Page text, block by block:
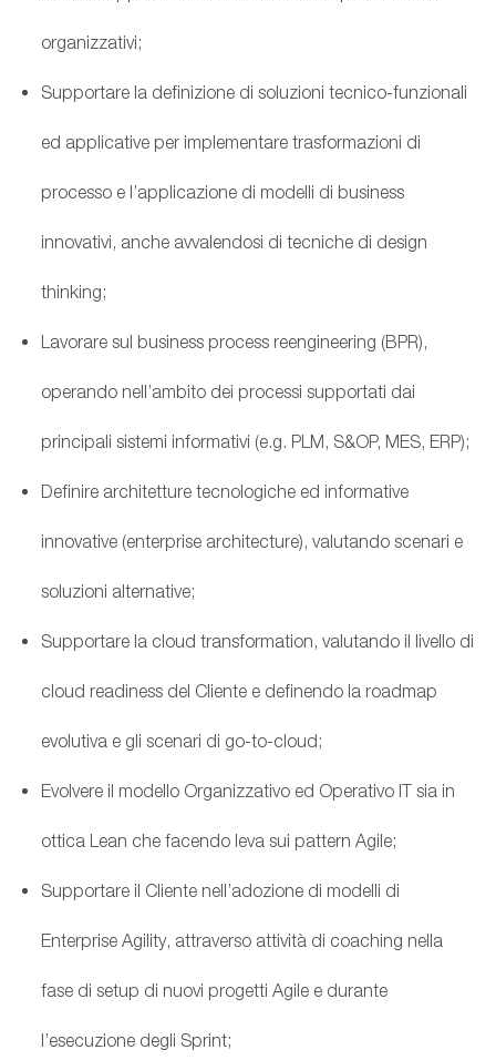
organizzativi;
Supportare la definizione di soluzioni tecnico-funzionali
ed applicative per implementare trasformazioni di
processo e l’applicazione di modelli di business
innovativi, anche avvalendosi di tecniche di design
thinking;
Lavorare sul business process reengineering (BPR),
operando nell’ambito dei processi supportati dai
principali sistemi informativi (e.g. PLM, S&OP, MES, ERP);
Definire architetture tecnologiche ed informative
innovative (enterprise architecture), valutando scenari e
soluzioni alternative;
Supportare la cloud transformation, valutando il livello di
cloud readiness del Cliente e definendo la roadmap
evolutiva e gli scenari di go-to-cloud;
Evolvere il modello Organizzativo ed Operativo IT sia in
ottica Lean che facendo leva sui pattern Agile;
Supportare il Cliente nell’adozione di modelli di
Enterprise Agility, attraverso attività di coaching nella
fase di setup di nuovi progetti Agile e durante
l’esecuzione degli Sprint;